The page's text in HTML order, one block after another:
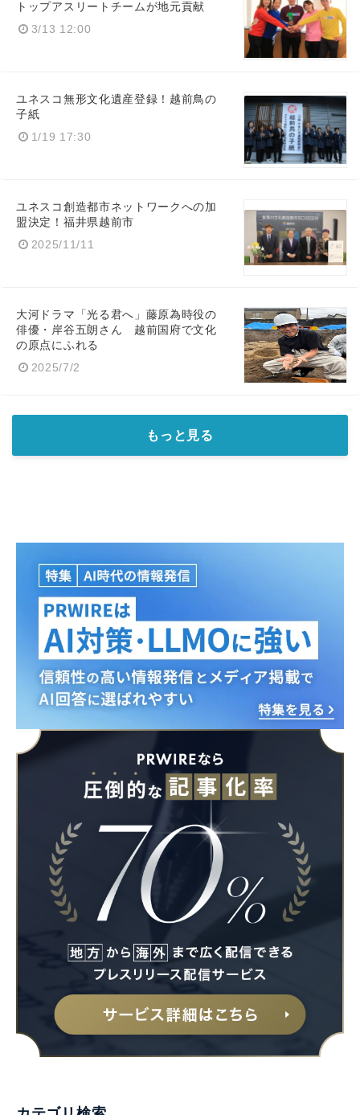
トップアスリートチームが地元貢献
3/13 12:00
ユネスコ無形文化遺産登録！越前鳥の
子紙
1/19 17:30
ユネスコ創造都市ネットワークへの加
盟決定！福井県越前市
2025/11/11
大河ドラマ「光る君へ」藤原為時役の
俳優・岸谷五朗さん 越前国府で文化
の原点にふれる
2025/7/2
もっと見る